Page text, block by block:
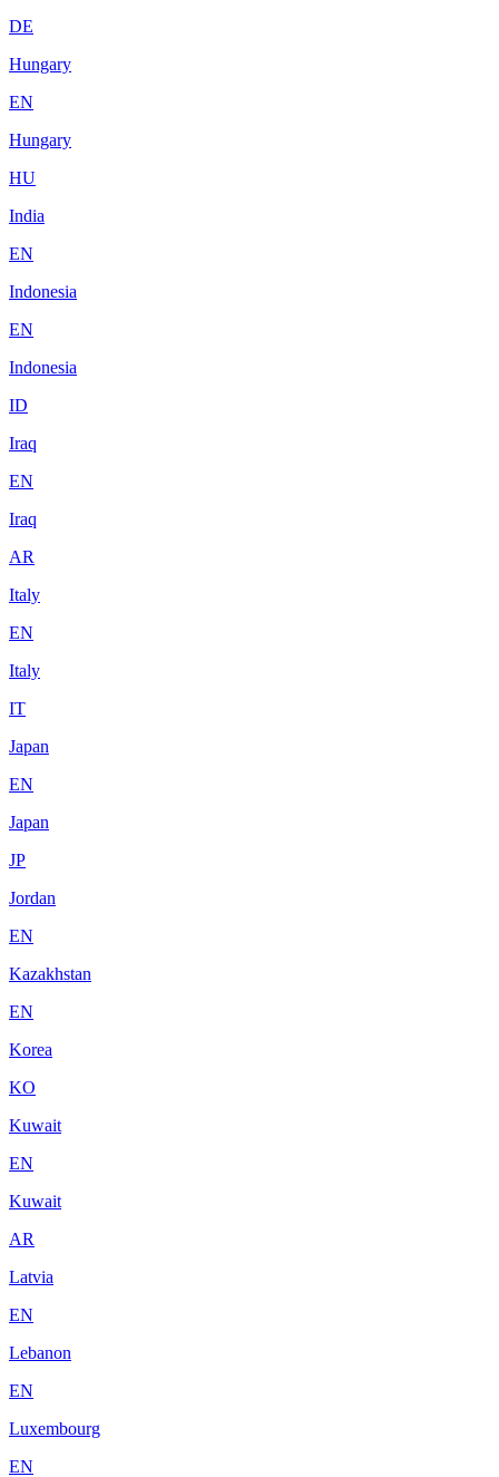
DE
Hungary
EN
Hungary
HU
India
EN
Indonesia
EN
Indonesia
ID
Iraq
EN
Iraq
AR
Italy
EN
Italy
IT
Japan
EN
Japan
JP
Jordan
EN
Kazakhstan
EN
Korea
KO
Kuwait
EN
Kuwait
AR
Latvia
EN
Lebanon
EN
Luxembourg
EN